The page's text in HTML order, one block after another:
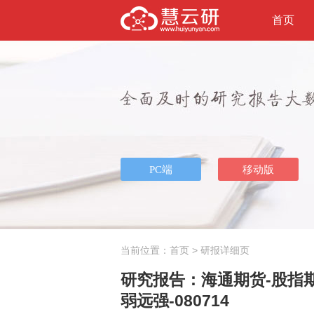
首页
当前位置： 首页 > 研报详细页
研究报告：海通期货-股指
弱远强-080714